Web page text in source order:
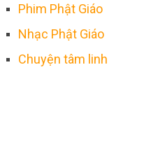
Phim Phật Giáo
Nhạc Phật Giáo
Chuyện tâm linh